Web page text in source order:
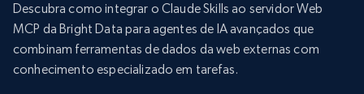
Descubra como integrar o Claude Skills ao servidor Web
MCP da Bright Data para agentes de IA avançados que
combinam ferramentas de dados da web externas com
conhecimento especializado em tarefas.